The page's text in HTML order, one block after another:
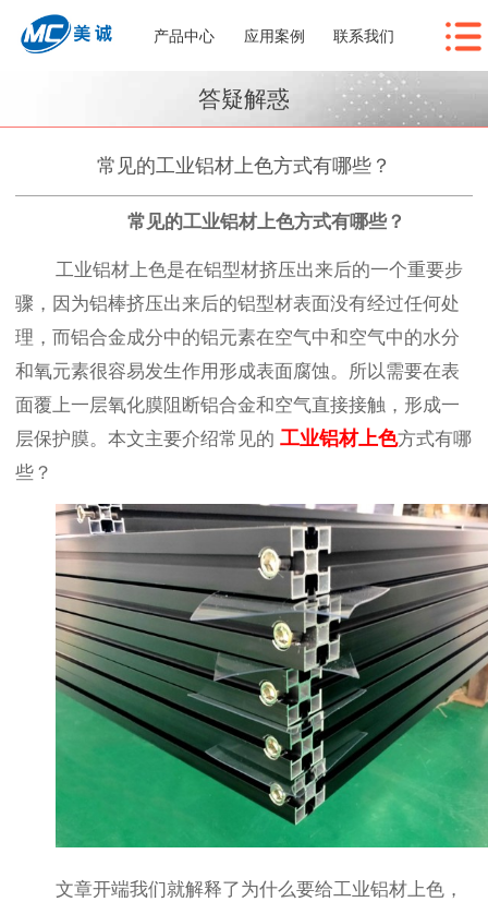
产品中心 应用案例 联系我们
答疑解惑
常见的工业铝材上色方式有哪些？
常见的工业铝材上色方式有哪些？
工业铝材上色是在铝型材挤压出来后的一个重要步
骤，因为铝棒挤压出来后的铝型材表面没有经过任何处
理，而铝合金成分中的铝元素在空气中和空气中的水分
和氧元素很容易发生作用形成表面腐蚀。所以需要在表
面覆上一层氧化膜阻断铝合金和空气直接接触，形成一
层保护膜。本文主要介绍常见的 工业铝材上色方式有哪
些？
文章开端我们就解释了为什么要给工业铝材上色，